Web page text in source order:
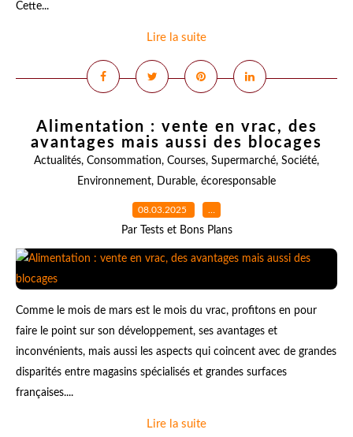
Cette...
Lire la suite
Alimentation : vente en vrac, des
avantages mais aussi des blocages
Actualités, Consommation, Courses, Supermarché, Société,
Environnement, Durable, écoresponsable
08.03.2025 …
Par Tests et Bons Plans
Comme le mois de mars est le mois du vrac, profitons en pour
faire le point sur son développement, ses avantages et
inconvénients, mais aussi les aspects qui coincent avec de grandes
disparités entre magasins spécialisés et grandes surfaces
françaises....
Lire la suite